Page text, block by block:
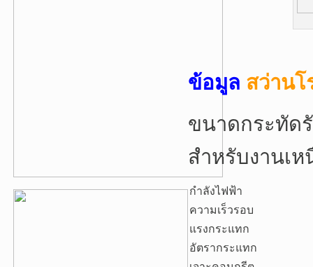
ข้อมูล สว่านโ
ขนาดกระทัด
สำหรับงานเ
กำลังไฟฟ้า
ความเร็วรอบ
แรงกระแทก
อัตรากระแทก